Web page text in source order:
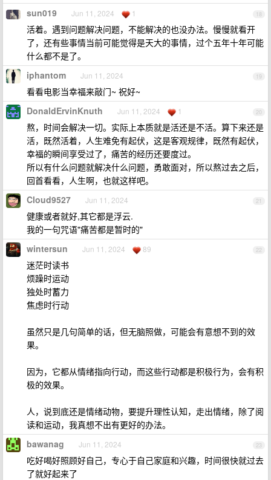
18
sun019 Jun 11, 2024 1
活着。遇到问题解决问题，不能解决的也没办法。慢慢就看开
了，还有些事情当前可能觉得是天大的事情，过个五年十年可能
什么都不是了。
19
iphantom Jun 11, 2024
看看电影当幸福来敲门~ 祝好~
20
DonaldErvinKnuth Jun 11, 2024 1
熬，时间会解决一切。实际上本质就是活还是不活。算下来还是
活，既然活着，人生难免有起伏，这是客观规律，既然有起伏，
幸福的瞬间享受过了，痛苦的经历还要度过。
所以有什么问题就解决什么问题，勇敢面对，所以熬过去之后，
回首看看，人生啊，也就这样吧。
21
Cloud9527 Jun 11, 2024
健康或者就好,其它都是浮云.
我的一句咒语"痛苦都是暂时的"
22
wintersun Jun 11, 2024 89
迷茫时读书
烦躁时运动
独处时蓄力
焦虑时行动
虽然只是几句简单的话，但无脑照做，可能会有意想不到的效
果。
因为，它都从情绪指向行动，而这些行动都是积极行为，会有积
极的效果。
人，说到底还是情绪动物，要提升理性认知，走出情绪，除了阅
读和运动，我真想不出有更好的办法。
23
bawanag Jun 11, 2024
吃好喝好照顾好自己，专心于自己家庭和兴趣，时间很快就过去
了就好起来了